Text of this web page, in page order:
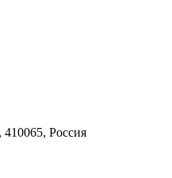
410065, Россия